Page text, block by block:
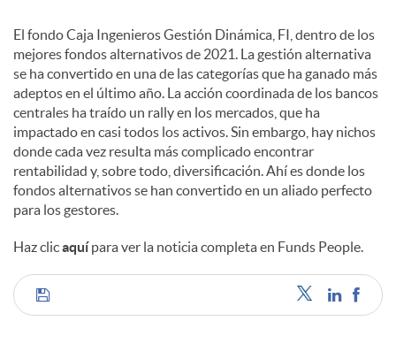
c
o
n
t
e
El fondo Caja Ingenieros Gestión Dinámica, FI, dentro de los
mejores fondos alternativos de 2021. La gestión alternativa
se ha convertido en una de las categorías que ha ganado más
adeptos en el último año. La acción coordinada de los bancos
centrales ha traído un rally en los mercados, que ha
impactado en casi todos los activos. Sin embargo, hay nichos
donde cada vez resulta más complicado encontrar
rentabilidad y, sobre todo, diversificación. Ahí es donde los
fondos alternativos se han convertido en un aliado perfecto
para los gestores.
Haz clicaquípara ver la noticia completa en Funds People.
C